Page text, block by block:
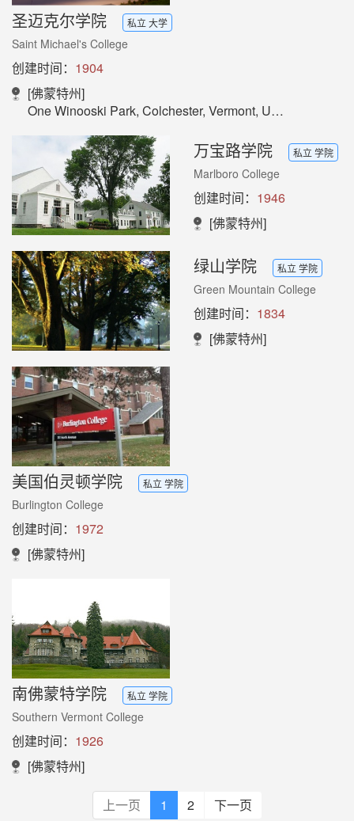
圣迈克尔学院 私立 大学
Saint Michael's College
创建时间： 1904
[佛蒙特州]
One Winooski Park, Colchester, Vermont, USA 05439
万宝路学院 私立 学院
Marlboro College
创建时间： 1946
[佛蒙特州]
绿山学院 私立 学院
Green Mountain College
创建时间： 1834
[佛蒙特州]
美国伯灵顿学院 私立 学院
Burlington College
创建时间： 1972
[佛蒙特州]
南佛蒙特学院 私立 学院
Southern Vermont College
创建时间： 1926
[佛蒙特州]
上一页 1 2 下一页